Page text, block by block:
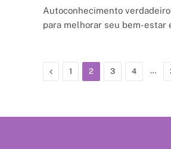
Autoconhecimento
para melhorar seu bem-estar
Previous
1 2 3 4 …